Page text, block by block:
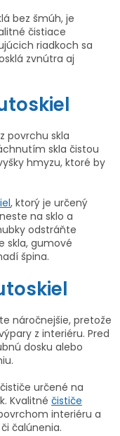
bez šmúh, je
čistiace
riadkoch sa
zvnútra aj
povrchu skla
skla čistou
hmyzu, ktoré by
, ktorý je určený
na sklo a
odstráňte
skla, gumové
špina.
náročnejšie, pretože
z interiéru. Pred
dosku alebo
určené na
Kvalitné čističe
interiéru a
čalúnenia.